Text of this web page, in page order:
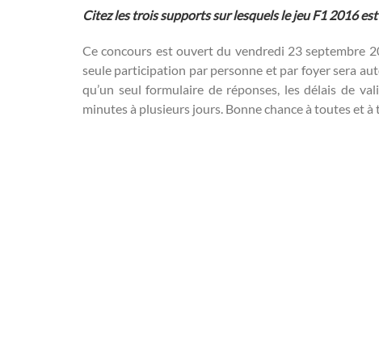
Citez les trois supports sur lesquels le jeu F1 2016
Ce concours est ouvert du vendredi 23 septembre
seule participation par personne et par foyer sera
qu’un seul formulaire de réponses, les délais de
minutes à plusieurs jours. Bonne chance à toutes et à